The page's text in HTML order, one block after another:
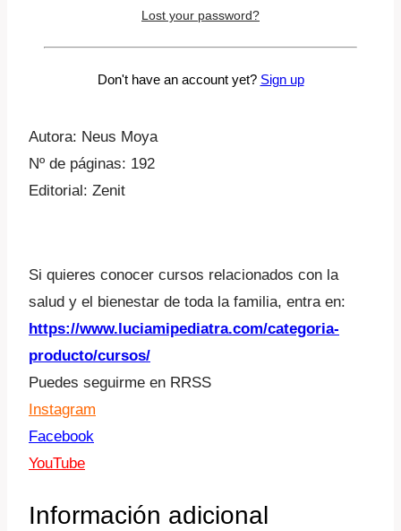
momento y cómo elegirlo con sentido común y sin
gastar mucho dinero.
Autora: Neus Moya
Nº de páginas: 192
Editorial: Zenit
Si quieres conocer cursos relacionados con la
salud y el bienestar de toda la familia, entra en:
https://www.luciamipediatra.com/categoria-
producto/cursos/
Puedes seguirme en RRSS
Instagram
Facebook
YouTube
Información adicional
Lost your password?
Don't have an account yet? Sign up